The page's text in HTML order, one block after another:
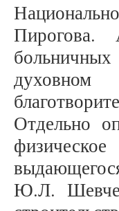
Пирогова.
духовном
Отдельно
Ю.Л.